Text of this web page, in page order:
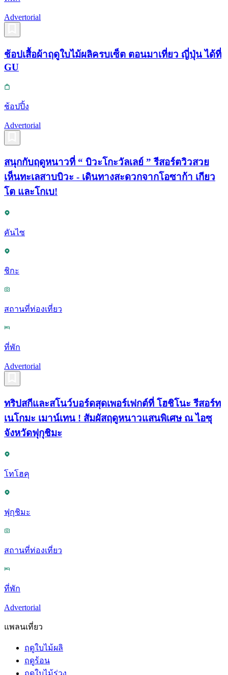
Advertorial
ช้อปเสื้อผ้าฤดูใบไม้ผลิครบเซ็ต ตอนมาเที่ยว ญี่ปุ่น ได้ที่
GU
ช้อปปิ้ง
Advertorial
สนุกกับฤดูหนาวที่ “ บิวะโกะวัลเลย์ ” รีสอร์ตวิวสวย
เห็นทะเลสาบบิวะ - เดินทางสะดวกจากโอซาก้า เกียว
โต และโกเบ!
คันไซ
ชิกะ
สถานที่ท่องเที่ยว
ที่พัก
Advertorial
ทริปสกีและสโนว์บอร์ดสุดเพอร์เฟกต์ที่ โฮชิโนะ รีสอร์ท
เนโกมะ เมาน์เทน ! สัมผัสฤดูหนาวแสนพิเศษ ณ ไอซุ
จังหวัดฟุกุชิมะ
โทโฮคุ
ฟุกุชิมะ
สถานที่ท่องเที่ยว
ที่พัก
Advertorial
แพลนเที่ยว
ฤดูใบไม้ผลิ
ฤดูร้อน
ฤดูใบไม้ร่วง